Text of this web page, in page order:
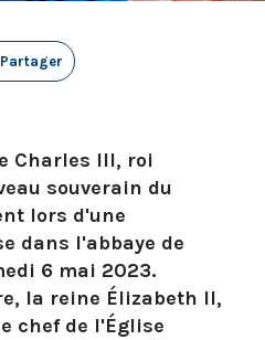
Partager
Charles III, roi
souverain du
lors d'une
dans l'abbaye de
6 mai 2023.
la reine Élizabeth II,
chef de l'Église